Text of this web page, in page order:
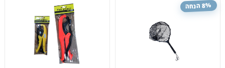
8% הנחה